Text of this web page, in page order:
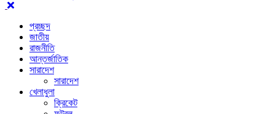
প্রচ্ছদ
জাতীয়
রাজনীতি
আন্তর্জাতিক
সারাদেশ
সারাদেশ
খেলাধুলা
ক্রিকেট